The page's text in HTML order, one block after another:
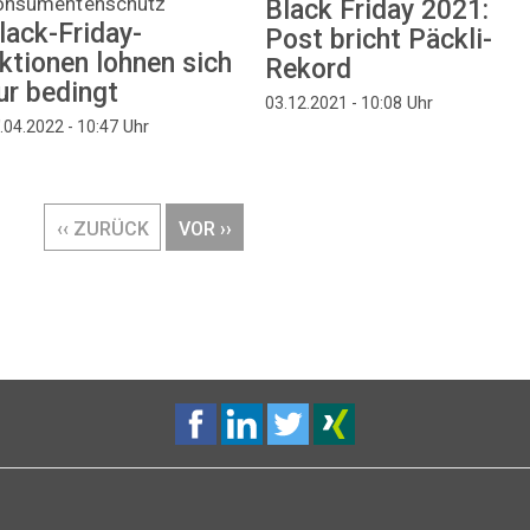
Friday-
lohnen sich
bedingt
- 10:47Uhr
Black Friday 2021:
Post bricht Päckli-
Rekord
03.12.2021 - 10:08 Uhr
VORHERIGE
‹‹ ZURÜCK
NÄCHSTE
VOR ››